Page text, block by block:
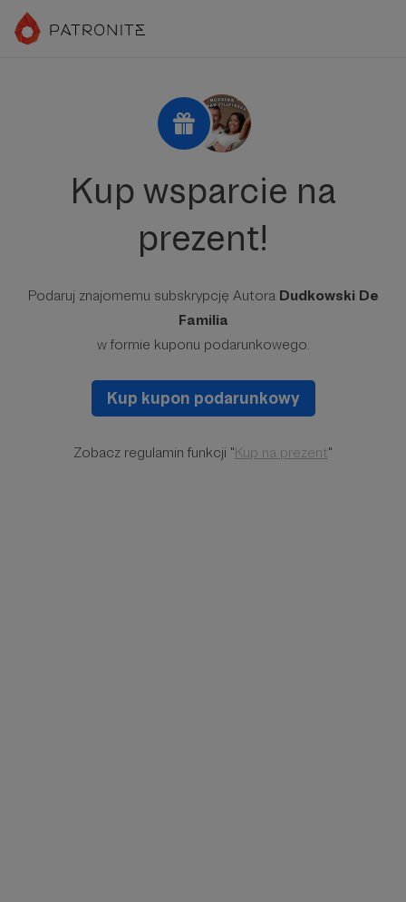
Kup wsparcie na
prezent!
Podaruj znajomemu subskrypcję Autora Dudkowski De
Familia
w formie kuponu podarunkowego.
Kup kupon podarunkowy
Zobacz regulamin funkcji "Kup na prezent"